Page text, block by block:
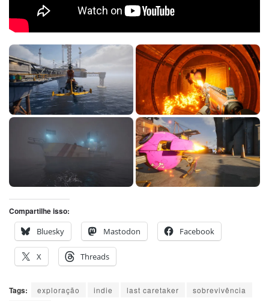
Compartilhe isso:
Bluesky
Mastodon Facebook
X Threads
Tags: exploração indie last caretaker sobrevivência